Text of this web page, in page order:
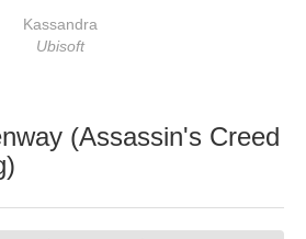
Kassandra
Ubisoft
(Assassin's Creed